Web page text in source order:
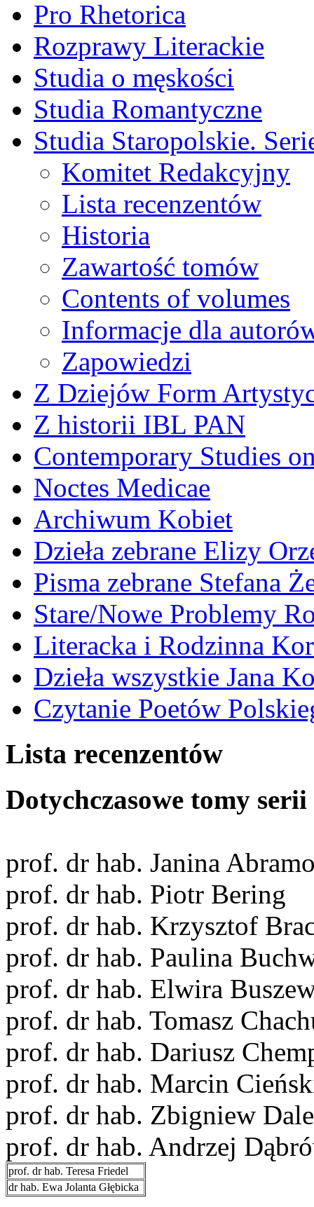
Pro Rhetorica
Rozprawy Literackie
Studia o męskości
Studia Romantyczne
Studia Staropolskie.
Komitet Redakcyjny
Lista recenzentów
Historia
Zawartość tomów
Contents of volumes
Informacje dla
Zapowiedzi
Z Dziejów Form
Z historii IBL PAN
Contemporary Studies
Noctes Medicae
Archiwum Kobiet
Dzieła zebrane Elizy
Pisma zebrane Stefana
Stare/Nowe Problemy
Literacka i Rodzinna
Dzieła wszystkie Jana
Czytanie Poetów
Lista recenzentów
Dotychczasowe tomy
prof. dr hab. Janina
prof. dr hab. Piotr Bering
prof. dr hab. Krzysztof
prof. dr hab. Paulina
prof. dr hab. Elwira
prof. dr hab. Tomasz
prof. dr hab. Dariusz
prof. dr hab. Marcin
prof. dr hab. Zbigniew
prof. dr hab. Andrzej
prof. dr hab. Teresa Friedel
dr hab. Ewa Jolanta Głębicka